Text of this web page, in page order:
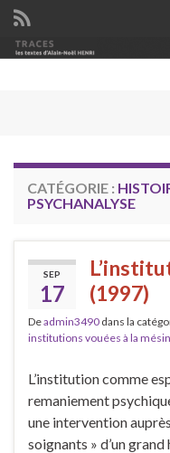
Search for:
CATÉGORIE :
PSYCHANALYSE
SEP
17
(1997)
Deadmin3490 dans la
institutions vouées à la
L’institution comme
remaniement
une intervention
soignants » d’un